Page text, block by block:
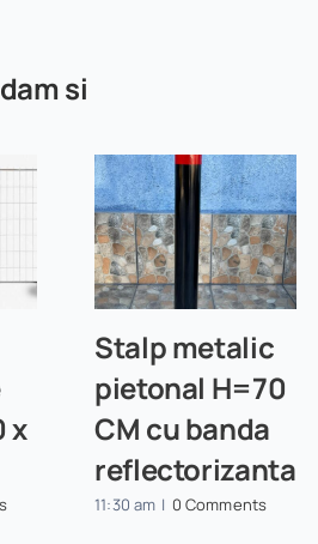
si
x
Stalp metalic
pietonal H=70
CM cu banda
reflectorizanta
11:30 am | 0 Comments